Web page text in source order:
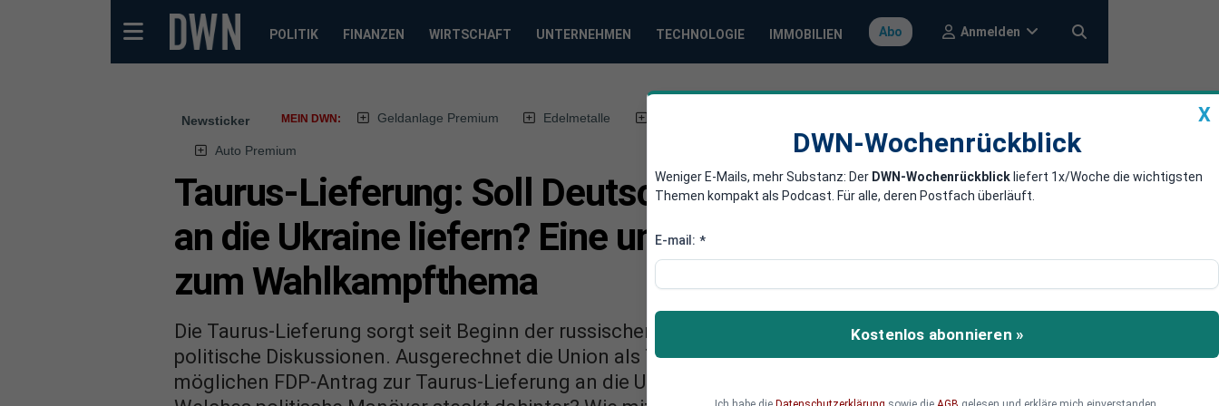
POLITIK FINANZEN WIRTSCHAFT UNTERNEHMEN TECHNOLOGIE IMMOBILIEN Abo Anmelden
Newsticker MEIN DWN: Geldanlage Premium Edelmetalle
Auto Premium
Taurus-Lieferung: Soll Deutschland Marschflugkörper
an die Ukraine liefern? Eine unendliche Debatte wird
zum Wahlkampfthema
Die Taurus-Lieferung sorgt seit Beginn der russischen Invasion in die Ukraine immer wieder für
politische Diskussionen. Ausgerechnet die Union als Taurus-Befürworter will jetzt einem
möglichen FDP-Antrag zur Taurus-Lieferung an die Ukraine im Bundestag nicht zustimmen.
X
DWN-Wochenrückblick
Weniger E-Mails, mehr Substanz: Der DWN-Wochenrückblick liefert 1x/Woche die wichtigsten
Themen kompakt als Podcast. Für alle, deren Postfach überläuft.
E-mail: *
Kostenlos abonnieren »